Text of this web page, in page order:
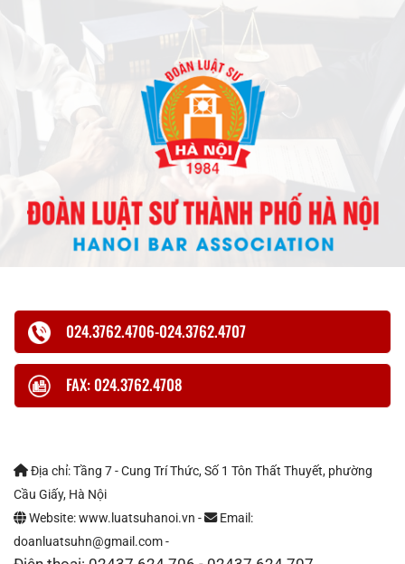
024.3762.4706-024.3762.4707
FAX: 024.3762.4708
Địa chỉ: Tầng 7 - Cung Trí Thức, Số 1 Tôn Thất Thuyết, phường
Cầu Giấy, Hà Nội
Website: www.luatsuhanoi.vn -
Email:
doanluatsuhn@gmail.com -